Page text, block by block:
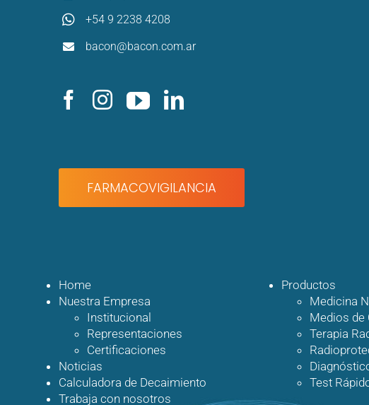
+54 9 2238 4208
bacon@bacon.com.ar
FARMACOVIGILANCIA
Home
Nuestra Empresa
Institucional
Representaciones
Certificaciones
Noticias
Calculadora de Decaimiento
Trabaja con nosotros
Productos
Medicina
Medios de
Terapia
Test